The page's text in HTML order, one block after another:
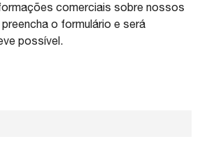
comerciais sobre nossos
o formulário e será
possível.